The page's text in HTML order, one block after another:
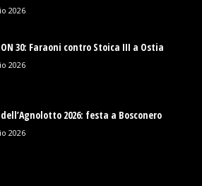
2026
30: Faraoni contro Stoica III a Ostia
2026
2026: festa a Bosconero
2026